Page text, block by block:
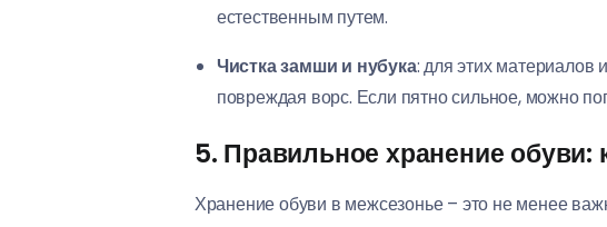
естественным путем.
Чистка замши и нубука: для этих материалов
повреждая ворс. Если пятно сильное, можно
5. Правильное хранение обуви:
Хранение обуви в межсезонье – это не менее